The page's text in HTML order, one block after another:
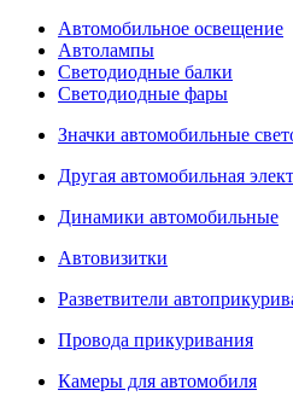
Автомобильное освещение
Автолампы
Светодиодные балки
Светодиодные фары
Значки автомобильные
Другая автомобильная
Динамики автомобильные
Автовизитки
Разветвители
Провода прикуривания
Камеры для автомобиля